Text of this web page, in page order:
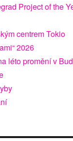
Project of the
centrem Tokio
2026
léto promění v